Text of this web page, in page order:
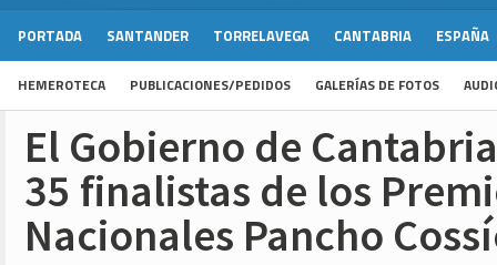
PORTADA SANTANDER TORRELAVEGA CANTABRIA ESPAÑA
HEMEROTECA PUBLICACIONES/PEDIDOS GALERÍAS DE FOTOS
El Gobierno de
35 finalistas de los
Nacionales Pancho